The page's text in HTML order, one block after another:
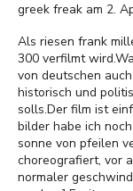
greek freak am 2.
Als riesen frank
300 verfilmt
von deutschen
historisch und
solls.Der film ist
bilder habe ich
sonne von pfeilen
choreografiert, vor
normaler